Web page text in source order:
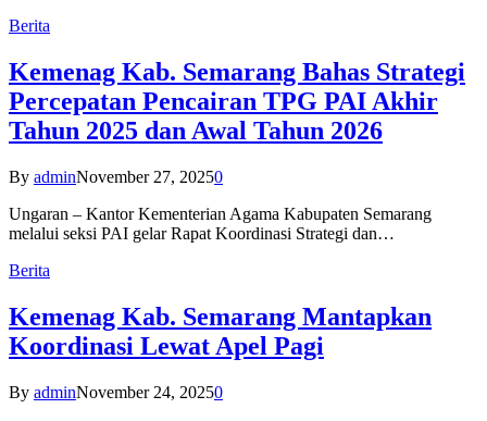
Berita
Kemenag Kab. Semarang Bahas Strategi
Percepatan Pencairan TPG PAI Akhir
Tahun 2025 dan Awal Tahun 2026
By adminNovember 27, 20250
Ungaran – Kantor Kementerian Agama Kabupaten Semarang
melalui seksi PAI gelar Rapat Koordinasi Strategi dan…
Berita
Kemenag Kab. Semarang Mantapkan
Koordinasi Lewat Apel Pagi
By adminNovember 24, 20250